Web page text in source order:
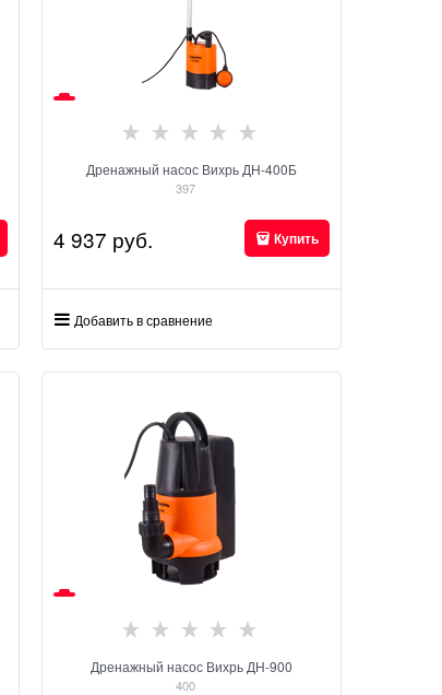
Дренажный насос Вихрь ДН-400Б
397
4 937 руб. Купить
Добавить в сравнение
Дренажный насос Вихрь ДН-900
400